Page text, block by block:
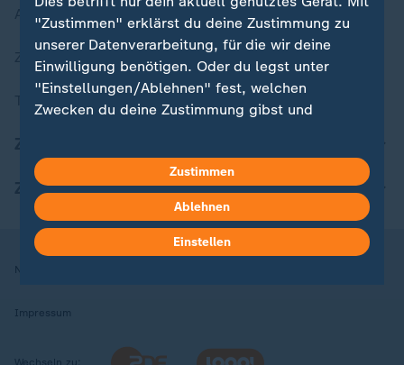
Aktuelle Sendungs-Videos
ZDFheute Stories
Themen im Überblick
ZDFheute Apps
Nutzungsbedingungen
Impressum
Wechseln zu:
"Zustimmen" erklärst du deine Zustimmung zu
unserer Datenverarbeitung, für die wir deine
Einwilligung benötigen. Oder du legst unter
"Einstellungen/Ablehnen" fest, welchen
Zwecken du deine Zustimmung gibst und
in deinen Einstellungen widerrufen oder ändern.
Hier findest du das Impressum.
Weitere Informationen findest du in unserer
Datenschutzerklärung.
Zustimmen
Ablehnen
Einstellen